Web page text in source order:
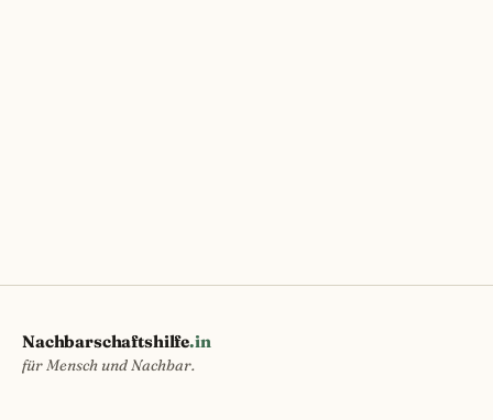
Nachbarschaftshilfe.in
für Mensch und Nachbar.